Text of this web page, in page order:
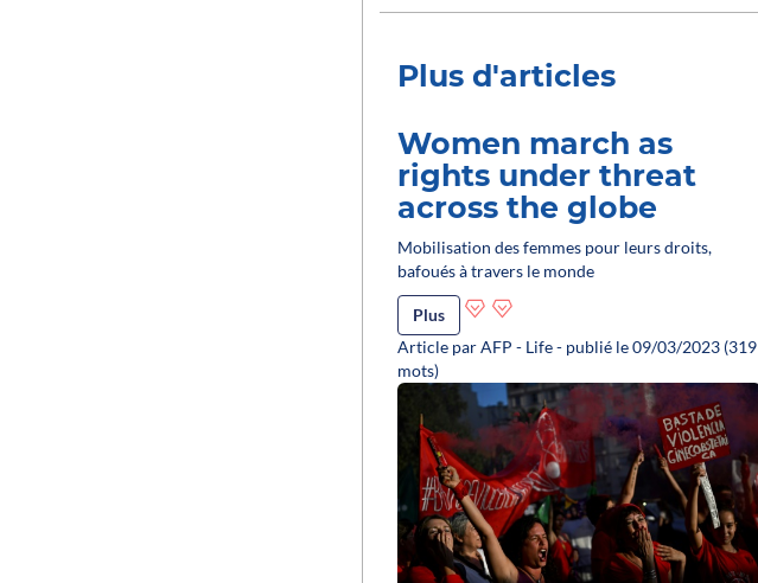
Plus d'articles
Women march as
rights under threat
across the globe
Mobilisation des femmes pour leurs droits,
bafoués à travers le monde
Plus
Article par AFP - Life - publié le 09/03/2023 (319
mots)